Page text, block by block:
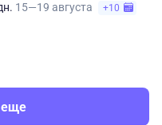
15—19 августа +10
еще